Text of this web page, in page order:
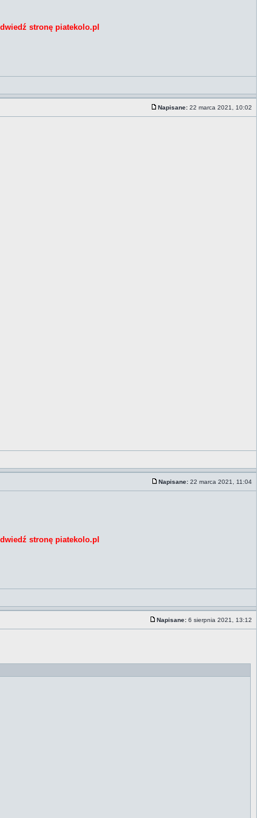
stronę piatekolo.pl
Napisane: 22 marca 2021, 10:02
Napisane: 22 marca 2021, 11:04
stronę piatekolo.pl
Napisane: 6 sierpnia 2021, 13:12